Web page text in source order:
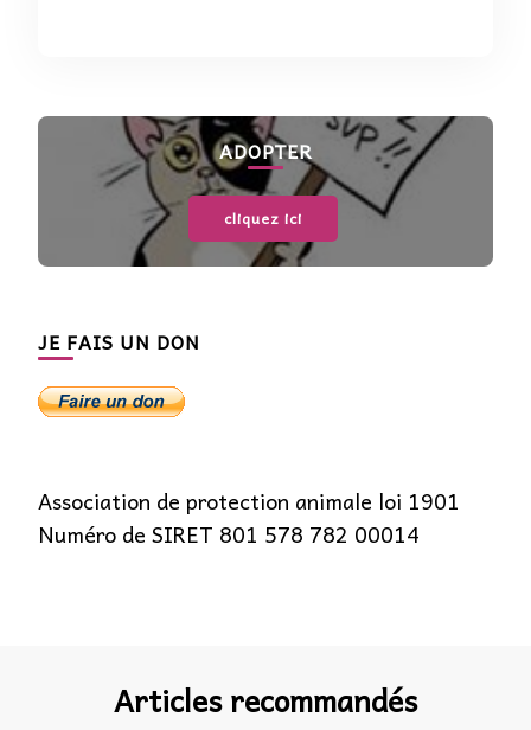
ADOPTER
cliquez ici
JE FAIS UN DON
Association de protection animale loi 1901
Numéro de SIRET 801 578 782 00014
Articles recommandés